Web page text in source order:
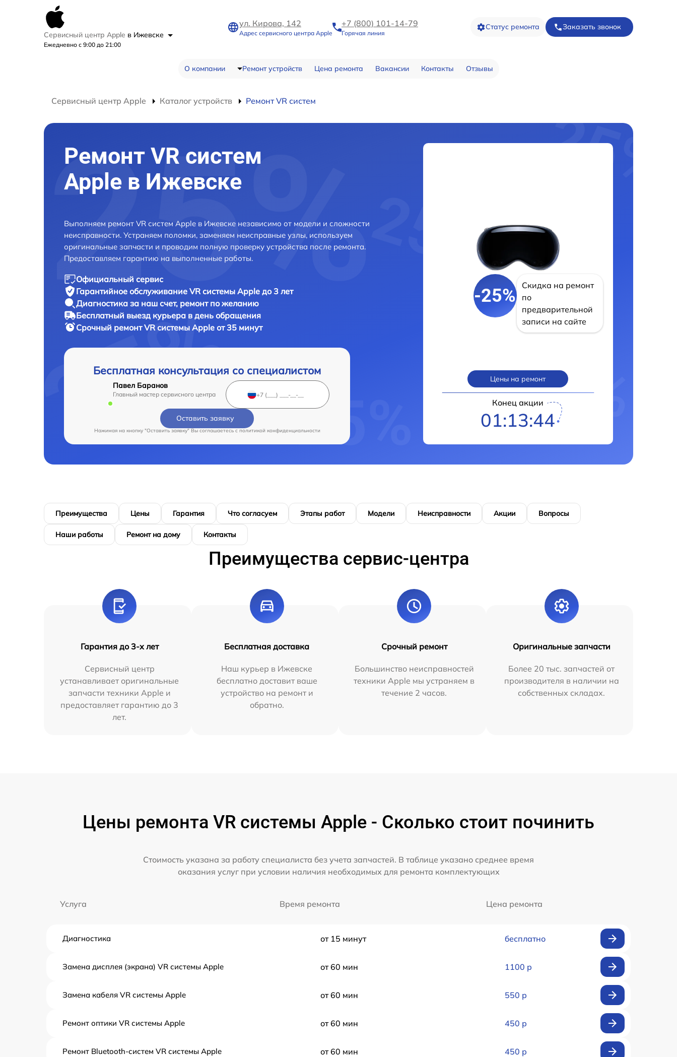
Сервисный центр Apple в Ижевске
Ежедневно с 9:00 до 21:00
ул. Кирова, 142
Адрес сервисного центра Apple
+7 (800) 101-14-79
Горячая линия
Статус ремонта Заказать звонок
О компании Ремонт устройств Цена ремонта Вакансии Контакты Отзывы
Сервисный центр Apple Каталог устройств Ремонт VR систем
Ремонт VR систем
Apple в Ижевске
Выполняем ремонт VR систем Apple в Ижевске независимо от модели и сложности
неисправности. Устраняем поломки, заменяем неисправные узлы, используем
оригинальные запчасти и проводим полную проверку устройства после ремонта.
Предоставляем гарантию на выполненные работы.
Официальный сервис
Гарантийное обслуживание VR системы Apple до 3 лет
Диагностика за наш счет, ремонт по желанию
Бесплатный выезд курьера в день обращения
Срочный ремонтVR системы Apple от 35 минут
Бесплатная консультация со специалистом
Павел Баранов
Главный мастер сервисного центра
Оставить заявку
Нажимая на кнопку "Оставить заявку" Вы соглашаетесь cполитикой конфиденциальности
-25%
Скидка на ремонт
по
предварительной
записи на сайте
Цены на ремонт
Конец акции
01:13:42
Преимущества Цены Гарантия Что согласуем Этапы работ Модели Неисправности Акции Вопросы
Наши работы Ремонт на дому Контакты
Преимущества сервис-центра
Гарантия до 3-х лет
Сервисный центр
устанавливает оригинальные
запчасти техники Apple и
предоставляет гарантию до 3
лет.
Бесплатная доставка
Наш курьер в Ижевске
бесплатно доставит ваше
устройство на ремонт и
обратно.
Срочный ремонт
Большинство неисправностей
техники Apple мы устраняем в
течение 2 часов.
Оригинальные запчасти
Более 20 тыс. запчастей от
производителя в наличии на
собственных складах.
Цены ремонта VR системы Apple - Сколько стоит починить
Стоимость указана за работу специалиста без учета запчастей. В таблице указано среднее время
оказания услуг при условии наличия необходимых для ремонта комплектующих
Услуга Время ремонта Цена ремонта
Диагностика от 15 минут бесплатно
Замена дисплея (экрана) VR системы Apple от 60 мин 1100 р
Замена кабеля VR системы Apple от 60 мин 550 р
Ремонт оптики VR системы Apple от 60 мин 450 р
Ремонт Bluetooth-систем VR системы Apple от 60 мин 450 р